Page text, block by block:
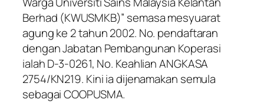
Berhad (KWUSMKB)” semasa mesyuarat
agung ke 2 tahun 2002. No. pendaftaran
dengan Jabatan Pembangunan Koperasi
ialah D-3-0261, No. Keahlian ANGKASA
2754/KN219. Kini ia dijenamakan semula
sebagai COOPUSMA.